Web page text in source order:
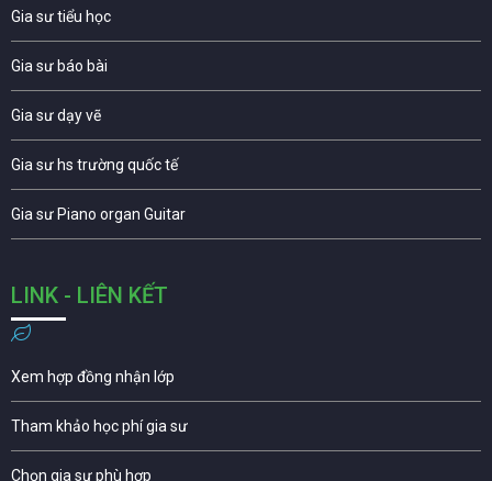
Gia sư tiểu học
Gia sư báo bài
Gia sư dạy vẽ
Gia sư hs trường quốc tế
Gia sư Piano organ Guitar
LINK - LIÊN KẾT
Xem hợp đồng nhận lớp
Tham khảo học phí gia sư
Chọn gia sư phù hợp